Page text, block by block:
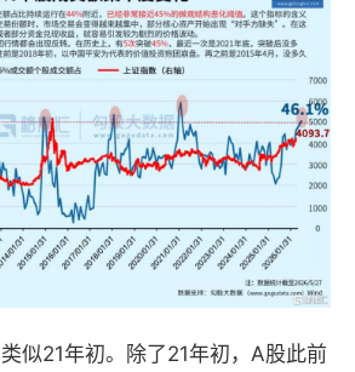
似21年初。除了21年初，A股此前